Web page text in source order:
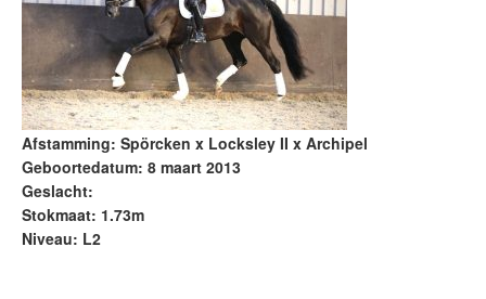
Afstamming: Spörcken x Locksley II x Archipel
Geboortedatum: 8 maart 2013
Geslacht:
Stokmaat: 1.73m
Niveau: L2